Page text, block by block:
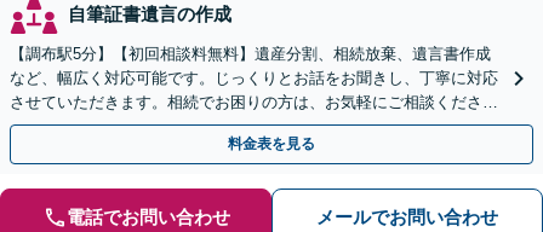
自筆証書遺言の作成
【調布駅5分】【初回相談料無料】遺産分割、相続放棄、遺言書作成
など、幅広く対応可能です。じっくりとお話をお聞きし、丁寧に対応
させていただきます。相続でお困りの方は、お気軽にご相談くださ
い。【電話相談可】
料金表を見る
電話でお問い合わせ メールでお問い合わせ